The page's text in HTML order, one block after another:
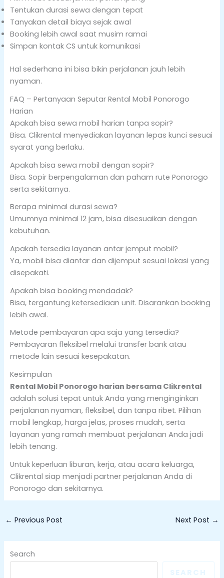
Tentukan durasi sewa dengan tepat
Tanyakan detail biaya sejak awal
Booking lebih awal saat musim ramai
Simpan kontak CS untuk komunikasi
Hal sederhana ini bisa bikin perjalanan jauh lebih
nyaman.
FAQ – Pertanyaan Seputar Rental Mobil Ponorogo
Harian
Apakah bisa sewa mobil harian tanpa sopir?
Bisa. Clikrental menyediakan layanan lepas kunci sesuai
syarat yang berlaku.
Apakah bisa sewa mobil dengan sopir?
Bisa. Sopir berpengalaman dan paham rute Ponorogo
serta sekitarnya.
Berapa minimal durasi sewa?
Umumnya minimal 12 jam, bisa disesuaikan dengan
kebutuhan.
Apakah tersedia layanan antar jemput mobil?
Ya, mobil bisa diantar dan dijemput sesuai lokasi yang
disepakati.
Apakah bisa booking mendadak?
Bisa, tergantung ketersediaan unit. Disarankan booking
lebih awal.
Metode pembayaran apa saja yang tersedia?
Pembayaran fleksibel melalui transfer bank atau
metode lain sesuai kesepakatan.
Kesimpulan
Rental Mobil Ponorogo harian bersama Clikrental
adalah solusi tepat untuk Anda yang menginginkan
perjalanan nyaman, fleksibel, dan tanpa ribet. Pilihan
mobil lengkap, harga jelas, proses mudah, serta
layanan yang ramah membuat perjalanan Anda jadi
lebih tenang.
Untuk keperluan liburan, kerja, atau acara keluarga,
Clikrental siap menjadi partner perjalanan Anda di
Ponorogo dan sekitarnya.
← Previous Post Next Post →
Search
SEARCH